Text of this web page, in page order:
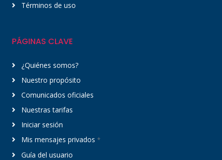
Términos de uso
PÁGINAS CLAVE
¿Quiénes somos?
Nuestro propósito
Comunicados oficiales
Nuestras tarifas
Iniciar sesión
Mis mensajes privados *
Guía del usuario